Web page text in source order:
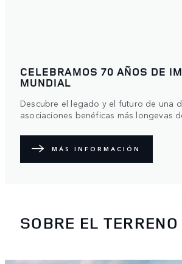
CELEBRAMOS 70 AÑOS DE
MUNDIAL
Descubre el legado y el futuro de una
asociaciones benéficas más longevas
MÁS INFORMACIÓN
SOBRE EL TERRENO